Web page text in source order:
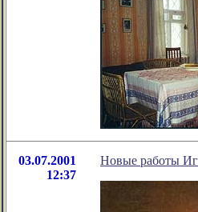
03.07.2001
12:37
Новые работы